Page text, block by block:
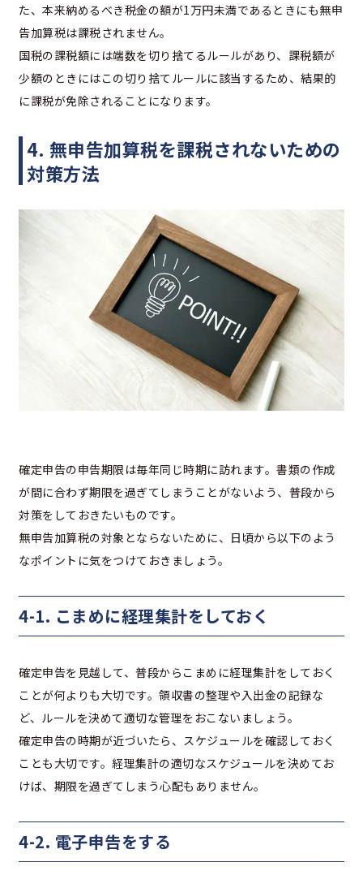
た、本来納めるべき税金の額が1万円未満であるときにも無申
告加算税は課税されません。
国税の課税額には端数を切り捨てるルールがあり、課税額が
少額のときにはこの切り捨てルールに該当するため、結果的
に課税が免除されることになります。
4. 無申告加算税を課税されないための
対策方法
確定申告の申告期限は毎年同じ時期に訪れます。書類の作成
が間に合わず期限を過ぎてしまうことがないよう、普段から
対策をしておきたいものです。
無申告加算税の対象とならないために、日頃から以下のよう
なポイントに気をつけておきましょう。
4-1. こまめに経理集計をしておく
確定申告を見越して、普段からこまめに経理集計をしておく
ことが何よりも大切です。領収書の整理や入出金の記録な
ど、ルールを決めて適切な管理をおこないましょう。
確定申告の時期が近づいたら、スケジュールを確認しておく
ことも大切です。経理集計の適切なスケジュールを決めてお
けば、期限を過ぎてしまう心配もありません。
4-2. 電子申告をする